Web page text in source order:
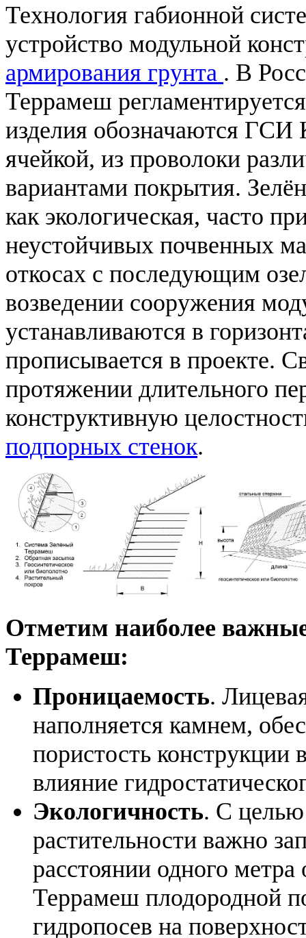
Технология габионной
устройство модульной
армирования грунта . В
Террамеш
изделия обозначаются
ячейкой, из проволоки
вариантами покрытия.
как экологическая, часто
неустойчивых почвенных
откосах с последующим
возведении сооружения
устанавливаются в
прописывается в проекте.
протяжении длительного
конструктивную
подпорных стенок.
Отметим наиболее
Террамеш:
Проницаемость.
наполняется камнем,
пористость
влияние
Экологичность. С целью
растительности важно
расстоянии одного
Террамеш плодородной
гидропосев на